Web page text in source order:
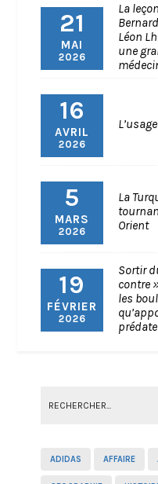
21
MAI
2026
La
Léon
une
16
AVRIL
2026
5
MARS
2026
La
Orient
19
FÉVRIER
2026
Sortir
contre
les
ADIDAS AFFAIRE